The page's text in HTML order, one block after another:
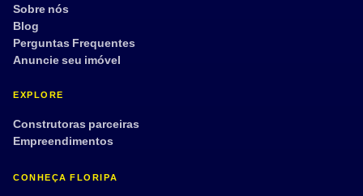
Sobre nós
Blog
Perguntas Frequentes
Anuncie seu imóvel
EXPLORE
Construtoras parceiras
Empreendimentos
CONHEÇA FLORIPA